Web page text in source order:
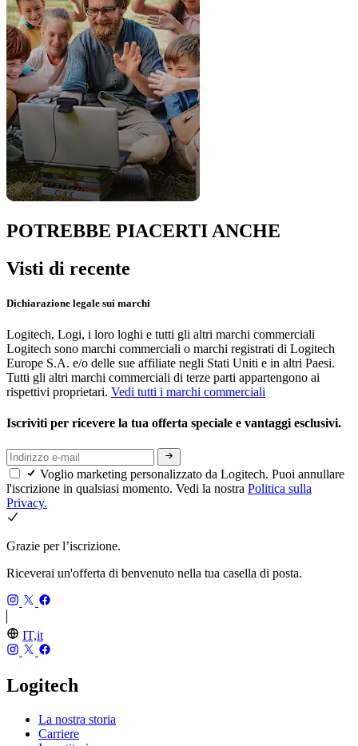
POTREBBE PIACERTI ANCHE
Visti di recente
Dichiarazione legale sui marchi
Logitech, Logi, i loro loghi e tutti gli altri marchi commerciali
Logitech sono marchi commerciali o marchi registrati di Logitech
Europe S.A. e/o delle sue affiliate negli Stati Uniti e in altri Paesi.
Tutti gli altri marchi commerciali di terze parti appartengono ai
rispettivi proprietari. Vedi tutti i marchi commerciali
Iscriviti per ricevere la tua offerta speciale e vantaggi esclusivi.
Voglio marketing personalizzato da Logitech. Puoi annullare
l'iscrizione in qualsiasi momento. Vedi la nostra Politica sulla
Privacy.
Grazie per l’iscrizione.
Riceverai un'offerta di benvenuto nella tua casella di posta.
IT,it
Logitech
La nostra storia
Carriere